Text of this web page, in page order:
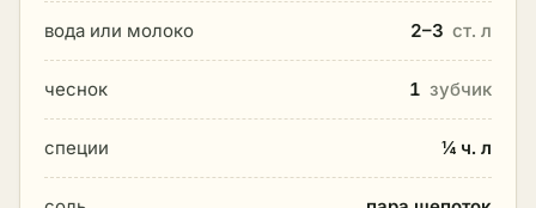
вода или молоко 2–3 ст. л
чеснок 1 зубчик
специи ¼ ч. л